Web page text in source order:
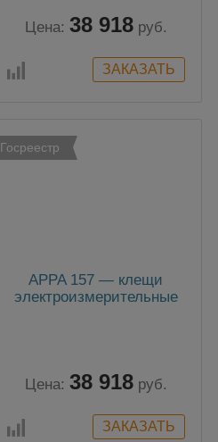
Цена: 38 918 руб.
Госреестр
APPA 157 — клещи
электроизмерительные
Цена: 38 918 руб.